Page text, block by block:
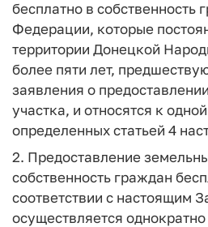
бесплатно в собственность
Федерации, которые
территории Донецкой
более пяти лет,
заявления о
участка, и относятся к
определенных статьей 4
2. Предоставление
собственность граждан
соответствии с настоящим
осуществляется